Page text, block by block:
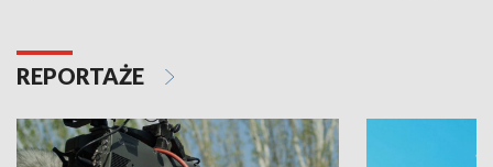
REPORTAŻE